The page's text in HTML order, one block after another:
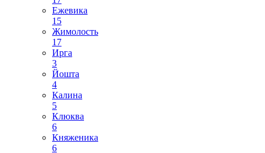
Ежевика
15
Жимолость
17
Ирга
3
Йошта
4
Калина
5
Клюква
6
Княженика
6